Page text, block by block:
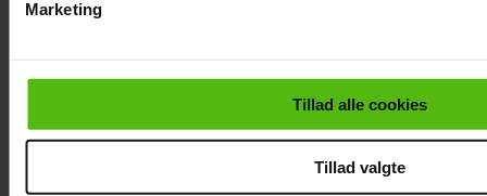
cookiepolitik.
Marketing
Tillad alle cookies
Tillad valgte